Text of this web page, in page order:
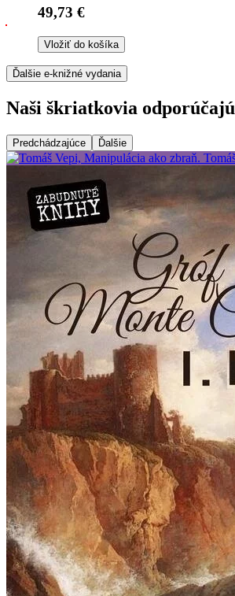
49,73 €
Vložiť do košíka
Ďalšie e-knižné vydania
Naši škriatkovia odporúčajú
Predchádzajúce Ďalšie